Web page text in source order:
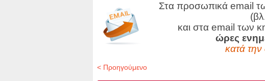
Στα προσωπικά email
και στα email των
ώρες
κατά την
< Προηγούμενο